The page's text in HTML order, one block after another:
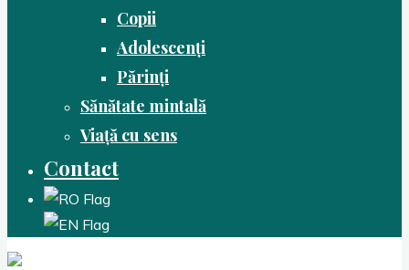
Copii
Adolescenți
Părinți
Sănătate mintală
Viață cu sens
Contact